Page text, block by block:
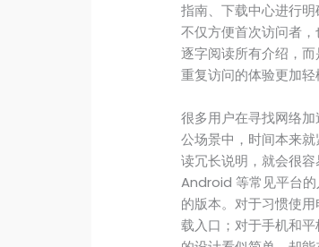
指南、下载中心进行
不仅方便首次访问者
逐字阅读所有介绍，
重复访问的体验更加轻
很多用户在寻找网络
公场景中，时间本来
读冗长说明，就会很
Android 等常见平台的
的版本。对于习惯使
载入口；对于手机和